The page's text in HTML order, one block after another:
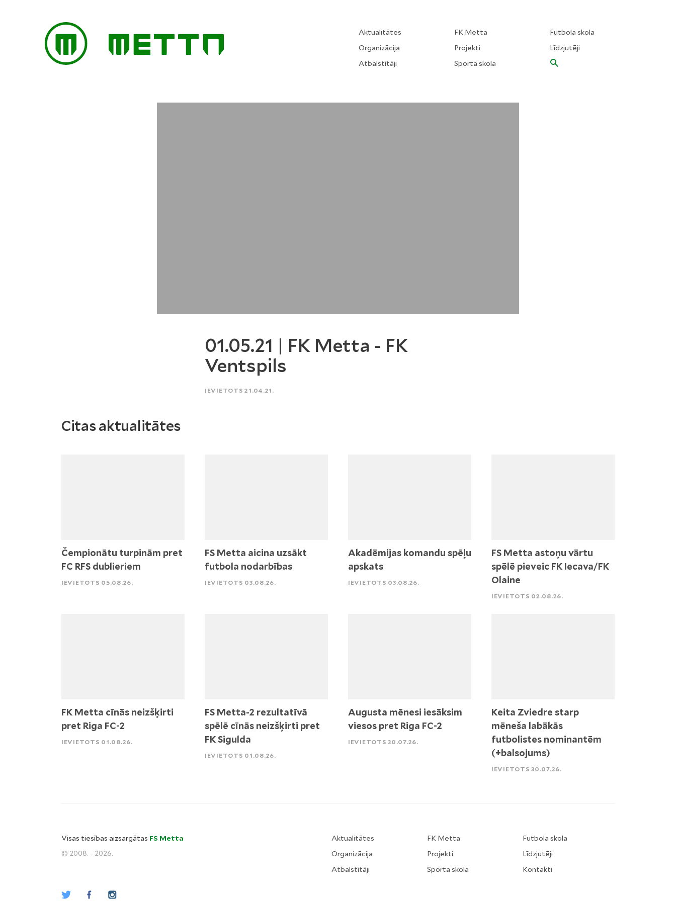
Aktualitātes
Organizācija
Atbalstītāji
FK Metta
Projekti
Sporta skola
Futbola skola
Līdzjutēji
01.05.21 | FK Metta - FK
Ventspils
IEVIETOTS 21.04.21.
Citas aktualitātes
Čempionātu turpinām pret
FC RFS dublieriem
IEVIETOTS 05.08.26.
FS Metta aicina uzsākt
futbola nodarbības
IEVIETOTS 03.08.26.
Akadēmijas komandu spēļu
apskats
IEVIETOTS 03.08.26.
FS Metta astoņu vārtu
spēlē pieveic FK Iecava/FK
Olaine
IEVIETOTS 02.08.26.
FK Metta cīnās neizšķirti
pret Riga FC-2
IEVIETOTS 01.08.26.
FS Metta-2 rezultatīvā
spēlē cīnās neizšķirti pret
FK Sigulda
IEVIETOTS 01.08.26.
Augusta mēnesi iesāksim
viesos pret Riga FC-2
IEVIETOTS 30.07.26.
Keita Zviedre starp
mēneša labākās
futbolistes nominantēm
(+balsojums)
IEVIETOTS 30.07.26.
Visas tiesības aizsargātas FS Metta
© 2008. - 2026.
Aktualitātes
Organizācija
Atbalstītāji
FK Metta
Projekti
Sporta skola
Futbola skola
Līdzjutēji
Kontakti